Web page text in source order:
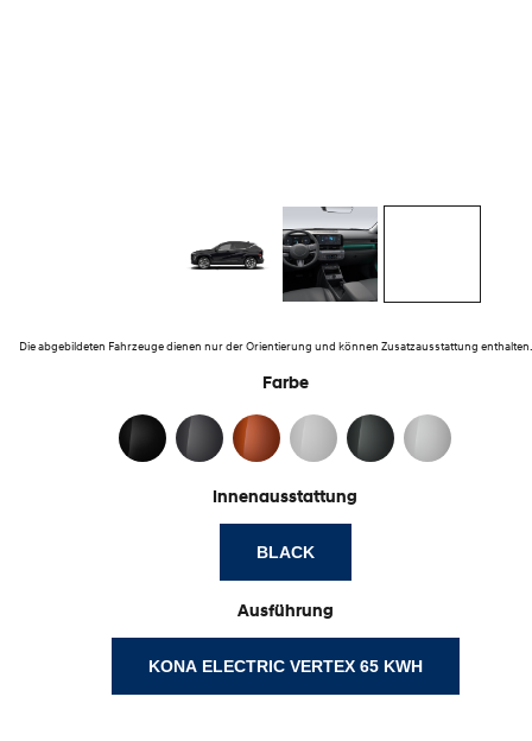
Die abgebildeten Fahrzeuge dienen nur der Orientierung und können Zusatzausstattung enthalten.
Farbe
Innenausstattung
BLACK
Ausführung
KONA ELECTRIC VERTEX 65 KWH